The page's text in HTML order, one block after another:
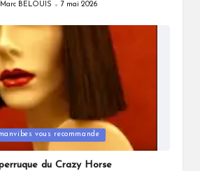
Marc BELOUIS 7 mai 2026
vous recommande
du Crazy Horse